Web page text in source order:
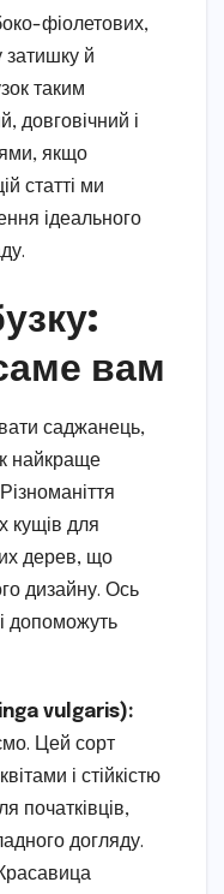
фіолетових,
й
таким
довговічний і
якщо
статті ми
ідеального
вам
саджанець,
найкраще
кущів для
дерев, що
дизайну. Ось
допоможуть
vulgaris):
Цей сорт
і стійкістю
початківців,
догляду.